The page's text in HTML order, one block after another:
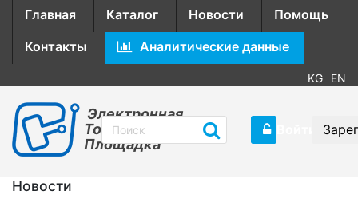
Главная Каталог Новости
Помощь
Контакты
Аналитические данные
KG EN
Электронная
Торговая
Площадка
Новости